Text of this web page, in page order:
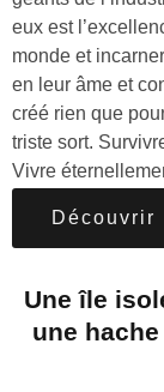
eux est
monde et
en leur âme et
créé rien que
triste sort.
Vivre
Découvrir
Une île
une